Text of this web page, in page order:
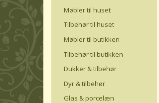
Møbler til huset
Tilbehør til huset
Møbler til butikken
Tilbehør til butikken
Dukker & tilbehør
Dyr & tilbehør
Glas & porcelæn